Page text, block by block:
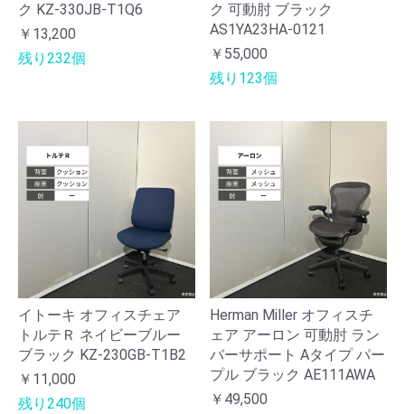
ク KZ-330JB-T1Q6
￥13,200
残り232個
ク 可動肘 ブラック
AS1YA23HA-0121
￥55,000
残り123個
イトーキ オフィスチェア
トルテＲ ネイビーブルー
ブラック KZ-230GB-T1B2
￥11,000
残り240個
Herman Miller オフィスチ
ェア アーロン 可動肘 ラン
バーサポート Aタイプ パー
プル ブラック AE111AWA
￥49,500